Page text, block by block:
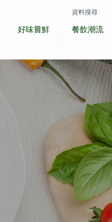
好味嘗鮮 餐飲潮流
資料搜尋